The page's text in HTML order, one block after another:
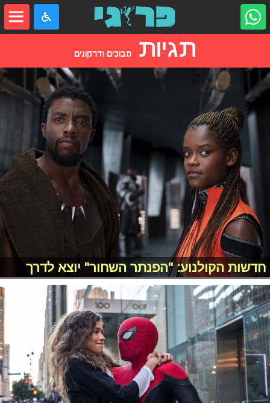
תגיותמבוכים ודרקונים
חדשות הקולנוע: "הפנתר השחור" יוצא לדרך